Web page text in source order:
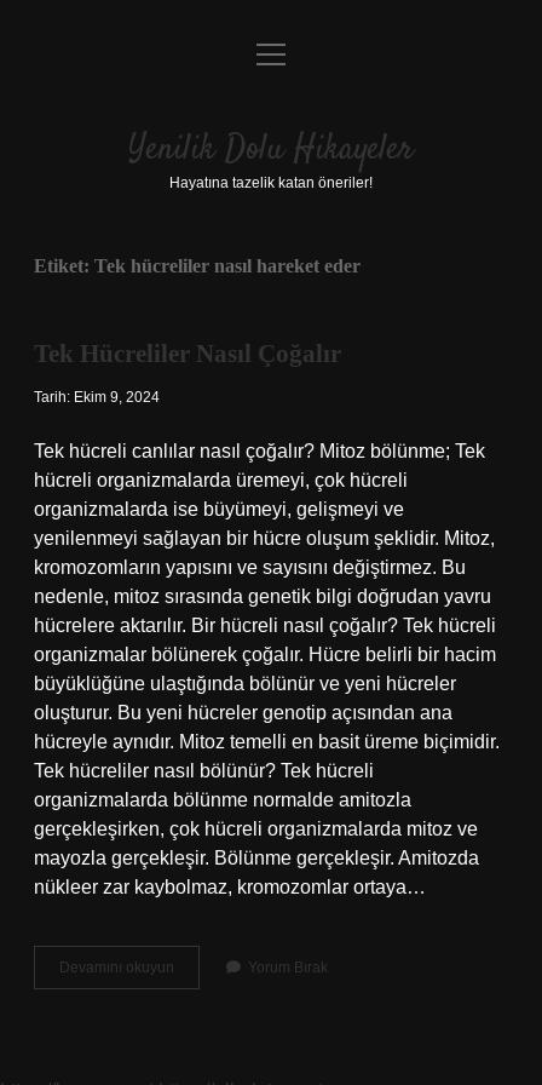
Anasayfa
Yasal Uyarı
menüyü
Yenilik Dolu Hikayeler
Hayatına tazelik katan öneriler!
Etiket: Tek hücreliler nasıl hareket eder
Tek Hücreliler Nasıl Çoğalır
Tarih: Ekim 9, 2024
Tek hücreli canlılar nasıl çoğalır? Mitoz bölünme; Tek
hücreli organizmalarda üremeyi, çok hücreli
organizmalarda ise büyümeyi, gelişmeyi ve
yenilenmeyi sağlayan bir hücre oluşum şeklidir. Mitoz,
kromozomların yapısını ve sayısını değiştirmez. Bu
nedenle, mitoz sırasında genetik bilgi doğrudan yavru
hücrelere aktarılır. Bir hücreli nasıl çoğalır? Tek hücreli
organizmalar bölünerek çoğalır. Hücre belirli bir hacim
büyüklüğüne ulaştığında bölünür ve yeni hücreler
oluşturur. Bu yeni hücreler genotip açısından ana
hücreyle aynıdır. Mitoz temelli en basit üreme biçimidir.
Tek hücreliler nasıl bölünür? Tek hücreli
organizmalarda bölünme normalde amitozla
gerçekleşirken, çok hücreli organizmalarda mitoz ve
mayozla gerçekleşir. Bölünme gerçekleşir. Amitozda
nükleer zar kaybolmaz, kromozomlar ortaya…
Devamını okuyun
Hücreliler
Yorum Bırak